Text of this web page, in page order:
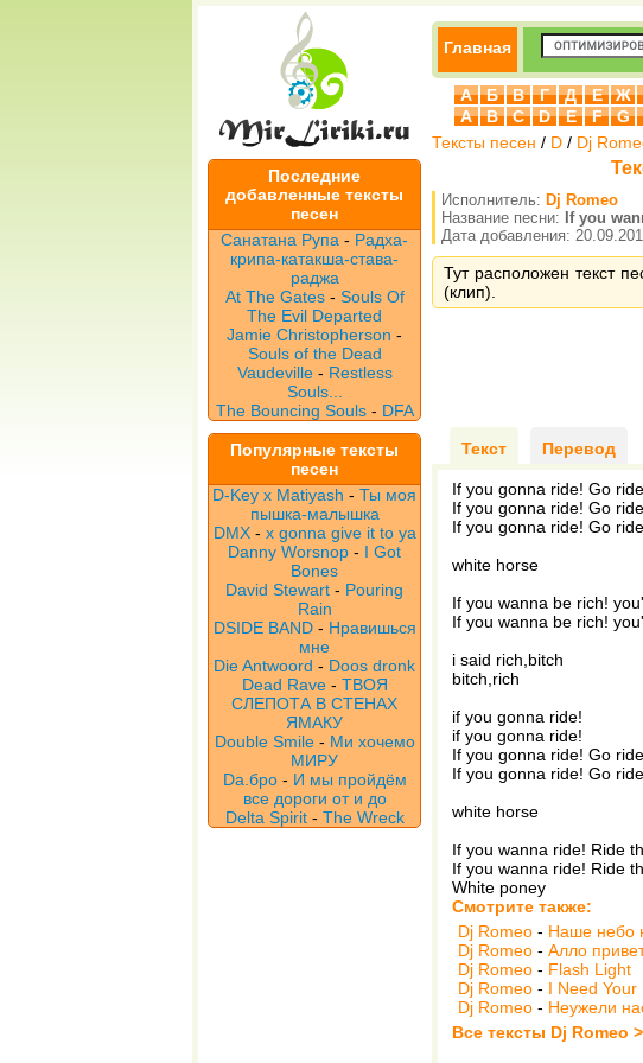
Последние
добавленные тексты
песен
Санатана Рупа - Радха-
крипа-катакша-става-
раджа
At The Gates- Souls Of
The Evil Departed
Jamie Christopherson -
Souls of the Dead
Vaudeville - Restless
Souls...
The Bouncing Souls- DFA
Популярные тексты
песен
D-Key x Matiyash - Ты моя
пышка-малышка
DMX- x gonna give it to ya
Danny Worsnop - I Got
Bones
David Stewart - Pouring
Rain
DSIDE BAND- Нравишься
мне
Die Antwoord - Doos dronk
Dead Rave- ТВОЯ
СЛЕПОТА В СТЕНАХ
ЯМАКУ
Double Smile- Ми хочемо
МИРУ
Da.бро- И мы пройдём
все дороги от и до
Delta Spirit- The Wreck
Главная
А Б В Г Д Е Ж
A
B C D E F G
Тексты песен / D / Dj
Исполнитель: Dj Romeo
Название песни: If you
Дата добавления:
Тут расположен текст
(клип).
Текст Перевод
If you gonna ride! Go
If you gonna ride! Go
If you gonna ride! Go
white horse
If you wanna be rich!
If you wanna be rich!
i said rich,bitch
bitch,rich
if you gonna ride!
if you gonna ride!
If you gonna ride! Go
If you gonna ride! Go
white horse
If you wanna ride! Ride
If you wanna ride! Ride
White poney
Смотрите также:
Dj Romeo - Наше небо
Dj Romeo - Алло
Dj Romeo - Flash Light
Dj Romeo - I Need Your
Dj Romeo - Неужели
Все тексты Dj Romeo